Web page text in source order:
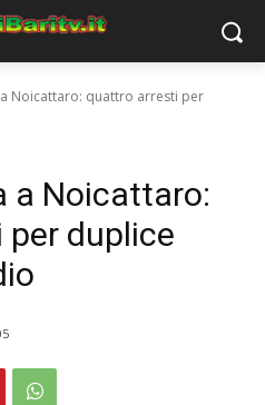
Noicattaro: quattro arresti per
a Noicattaro:
duplice